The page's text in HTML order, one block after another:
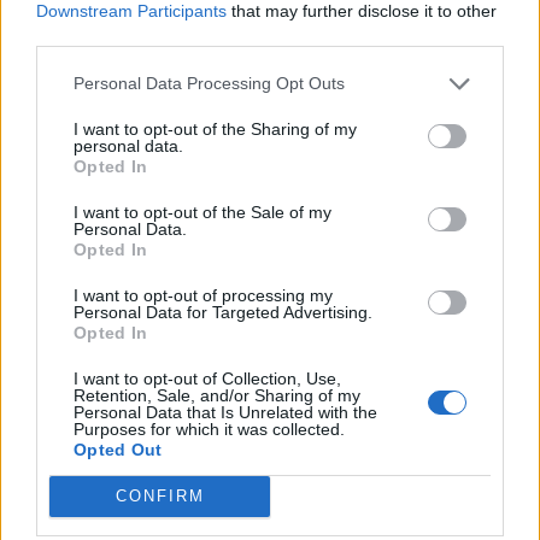
Downstream Participants that may further disclose it to other
Personal Data Processing Opt Outs
I want to opt-out of the Sharing of my
personal data.
Opted In
I want to opt-out of the Sale of my
Personal Data.
Opted In
I want to opt-out of processing my
Personal Data for Targeted Advertising.
Opted In
I want to opt-out of Collection, Use,
Retention, Sale, and/or Sharing of my
Personal Data that Is Unrelated with the
Purposes for which it was collected.
Opted Out
CONFIRM
Ανάπτυξη» ανοίγει τις πόρτες της
από τις 10 έως τις 16 Αυγούστου με
ελεύθερη είσοδο
Το Ίππειος μοσχοβολά σύκο από
νωρίς φέτος
Η συγκομιδή ξεκίνησε νωρίτερα,
πλούσια παραγωγή αναδεικνύει
ξανά ένα προϊόν δεμένο με την
ιστορία, την οικονομία και τις
ΤΑΞΙΔΙΑ
Βόλτα στην Κουρνέλα!
Ένας από τους αγαπημένους
προορισμούς για τους λάτρεις της
φύσης και για όσους θέλουν να
γνωρίσουν το νησί από
περιπατητικές διαδρομές